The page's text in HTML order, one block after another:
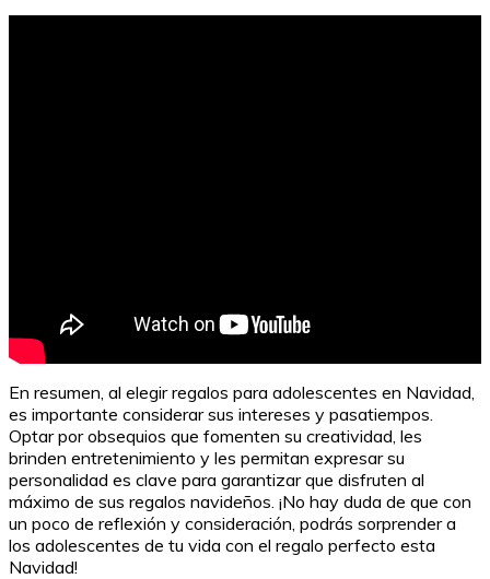
En resumen, al elegir regalos para adolescentes en Navidad,
es importante considerar sus intereses y pasatiempos.
Optar por obsequios que fomenten su creatividad, les
brinden entretenimiento y les permitan expresar su
personalidad es clave para garantizar que disfruten al
máximo de sus regalos navideños. ¡No hay duda de que con
un poco de reflexión y consideración, podrás sorprender a
los adolescentes de tu vida con el regalo perfecto esta
Navidad!